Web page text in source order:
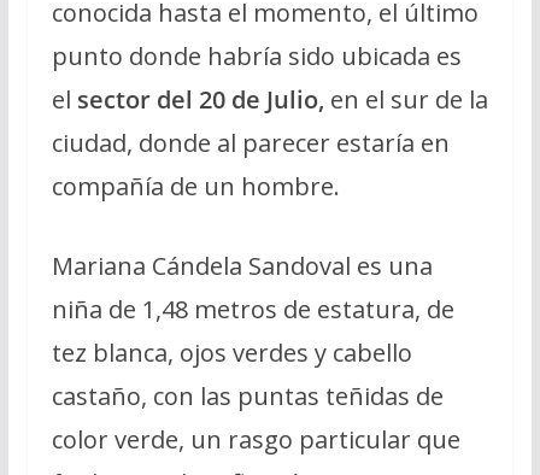
conocida hasta el momento, el último
punto donde habría sido ubicada es
el sector del 20 de Julio, en el sur de la
ciudad, donde al parecer estaría en
compañía de un hombre.
Mariana Cándela Sandoval es una
niña de 1,48 metros de estatura, de
tez blanca, ojos verdes y cabello
castaño, con las puntas teñidas de
color verde, un rasgo particular que